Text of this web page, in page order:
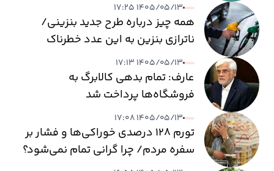
۱۴۰۵/۰۵/۱۳ ۱۷:۲۵
همه چیز درباره طرح جدید بنزینی/
ناترازی بنزین به این عدد خطرناک
می‌رسد
۱۴۰۵/۰۵/۱۳ ۱۷:۱۳
عارف: تمام بدهی کالابرگ به
فروشگاه‌ها پرداخت شد
۱۴۰۵/۰۵/۱۳ ۱۷:۰۸
تورم ۱۲۸ درصدی خوراکی‌ها و فشار بر
سفره مردم/ چرا گرانی تمام نمی‌شود؟